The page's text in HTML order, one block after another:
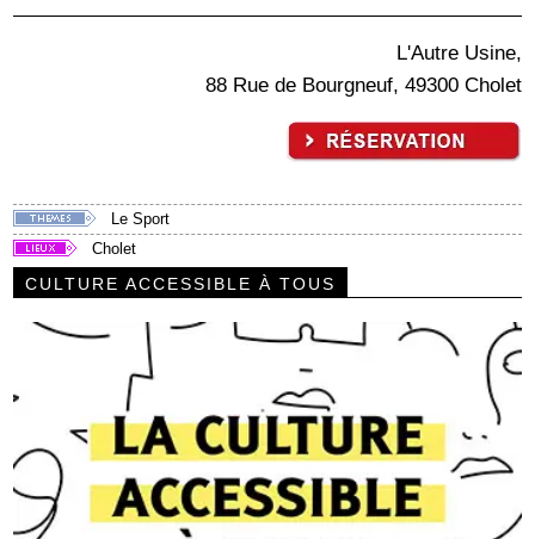
L'Autre Usine,
88 Rue de Bourgneuf, 49300 Cholet
Le Sport
Cholet
CULTURE ACCESSIBLE À TOUS